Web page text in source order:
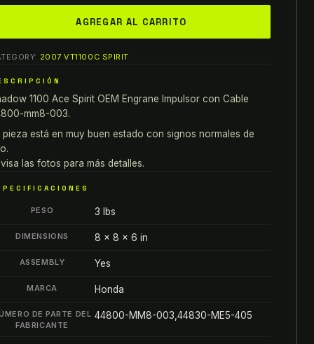
AGREGAR AL CARRITO
2007 VT1100C SPIRIT
1100 Ace Spirit OEM Engrane Impulsor con Cable
mm8-003.
pieza está en muy buen estado con signos normales de
las fotos para más detalles.
PESO 3 lbs
DIMENSIONS 8 × 8 × 6 in
ASSEMBLY Yes
MARCA Honda
DE PARTE DEL
FABRICANTE
44800-MM8-003,44830-ME5-405